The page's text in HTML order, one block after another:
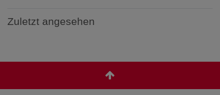
Zuletzt angesehen